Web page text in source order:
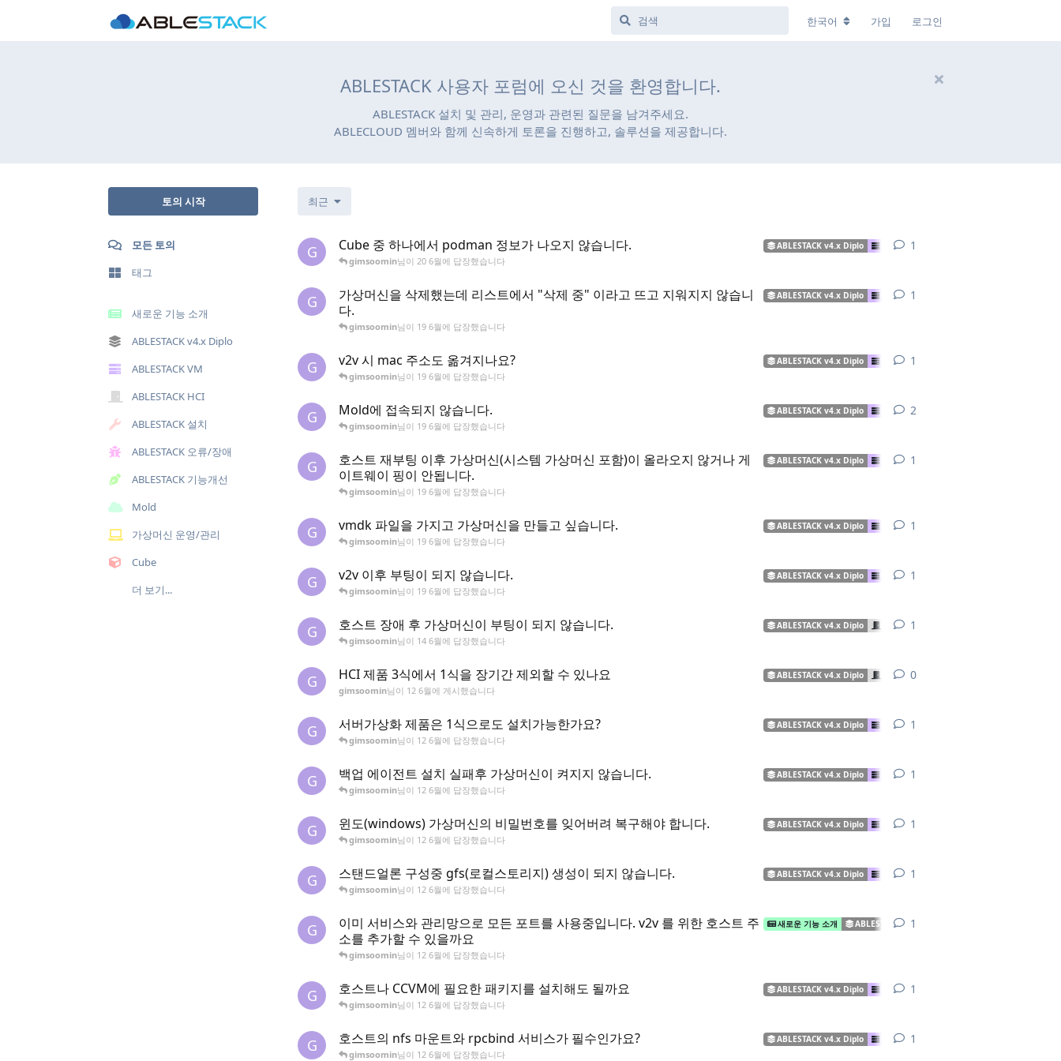
한국어 가입 로그인
ABLESTACK 사용자 포럼에 오신 것을 환영합니다.
ABLESTACK 설치 및 관리, 운영과 관련된 질문을 남겨주세요.
ABLECLOUD 멤버와 함께 신속하게 토론을 진행하고, 솔루션을 제공합니다.
토의 시작
모든 토의
태그
새로운 기능 소개
ABLESTACK v4.x Diplo
ABLESTACK VM
ABLESTACK HCI
ABLESTACK 설치
ABLESTACK 오류/장애
ABLESTACK 기능개선
Mold
가상머신 운영/관리
Cube
더 보기...
최근
G Cube 중 하나에서 podman 정보가 나오지 않습니다. ABLESTACK v4.x Diplo ABLESTACK VM
gimsoomin님이 20 6월에 답장했습니다
1
G
가상머신을 삭제했는데 리스트에서 "삭제 중" 이라고 뜨고 지워지지 않습니
다.
ABLESTACK v4.x Diplo ABLESTACK VM
gimsoomin님이 19 6월에 답장했습니다
1
G v2v 시 mac 주소도 옮겨지나요? ABLESTACK v4.x Diplo ABLESTACK VM
gimsoomin님이 19 6월에 답장했습니다
1
G Mold에 접속되지 않습니다. ABLESTACK v4.x Diplo ABLESTACK VM
gimsoomin님이 19 6월에 답장했습니다
2
G
호스트 재부팅 이후 가상머신(시스템 가상머신 포함)이 올라오지 않거나 게
이트웨이 핑이 안됩니다.
ABLESTACK v4.x Diplo ABLESTACK VM
gimsoomin님이 19 6월에 답장했습니다
1
G vmdk 파일을 가지고 가상머신을 만들고 싶습니다. ABLESTACK v4.x Diplo ABLESTACK VM
gimsoomin님이 19 6월에 답장했습니다
1
G v2v 이후 부팅이 되지 않습니다. ABLESTACK v4.x Diplo ABLESTACK VM
gimsoomin님이 19 6월에 답장했습니다
1
G 호스트 장애 후 가상머신이 부팅이 되지 않습니다. ABLESTACK v4.x Diplo ABLESTACK HCI
gimsoomin님이 14 6월에 답장했습니다
1
G HCI 제품 3식에서 1식을 장기간 제외할 수 있나요 ABLESTACK v4.x Diplo ABLESTACK HCI
gimsoomin님이 12 6월에 게시했습니다
0
G 서버가상화 제품은 1식으로도 설치가능한가요? ABLESTACK v4.x Diplo ABLESTACK VM
gimsoomin님이 12 6월에 답장했습니다
1
G 백업 에이전트 설치 실패후 가상머신이 켜지지 않습니다. ABLESTACK v4.x Diplo ABLESTACK VM
gimsoomin님이 12 6월에 답장했습니다
1
G 윈도(windows) 가상머신의 비밀번호를 잊어버려 복구해야 합니다. ABLESTACK v4.x Diplo ABLESTACK VM
gimsoomin님이 12 6월에 답장했습니다
1
G 스탠드얼론 구성중 gfs(로컬스토리지) 생성이 되지 않습니다. ABLESTACK v4.x Diplo ABLESTACK VM
gimsoomin님이 12 6월에 답장했습니다
1
G
이미 서비스와 관리망으로 모든 포트를 사용중입니다. v2v 를 위한 호스트 주
소를 추가할 수 있을까요
새로운 기능 소개 ABLESTACK v4.x Diplo
gimsoomin님이 12 6월에 답장했습니다
1
G 호스트나 CCVM에 필요한 패키지를 설치해도 될까요 ABLESTACK v4.x Diplo ABLESTACK VM
gimsoomin님이 12 6월에 답장했습니다
1
G 호스트의 nfs 마운트와 rpcbind 서비스가 필수인가요? ABLESTACK v4.x Diplo ABLESTACK VM
gimsoomin님이 12 6월에 답장했습니다
1